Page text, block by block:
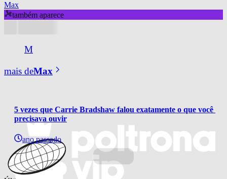
Max
também aparece
M
mais deMax
5 vezes que Carrie Bradshaw falou exatamente o que você
precisava ouvir
ano passado